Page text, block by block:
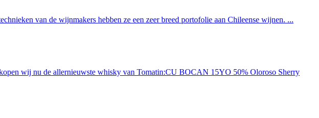
van de wijnmakers hebben ze een zeer breed portofolie aan Chileense wijnen. ...
wij nu de allernieuwste whisky van Tomatin:CU BOCAN 15YO 50% Oloroso Sherry